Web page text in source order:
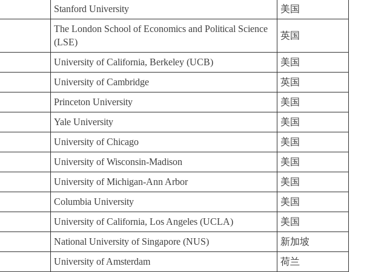
Stanford University 美国
The London School of Economics and Political Science
(LSE)
英国
University of California, Berkeley (UCB)
美国
University of Cambridge
英国
Princeton University
美国
Yale University
美国
University of Chicago
美国
University of Wisconsin-Madison
美国
University of Michigan-Ann Arbor
美国
Columbia University
美国
University of California, Los Angeles (UCLA)
美国
National University of Singapore (NUS)
新加坡
University of Amsterdam
荷兰